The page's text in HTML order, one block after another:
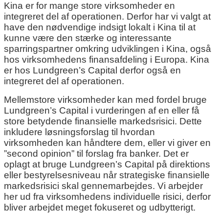
Kina er for mange store virksomheder en
integreret del af operationen. Derfor har vi valgt at
have den nødvendige indsigt lokalt i Kina til at
kunne være den stærke og interessante
sparringspartner omkring udviklingen i Kina, også
hos virksomhedens finansafdeling i Europa. Kina
er hos Lundgreen’s Capital derfor også en
integreret del af operationen.
Mellemstore virksomheder kan med fordel bruge
Lundgreen’s Capital i vurderingen af en eller få
store betydende finansielle markedsrisici. Dette
inkludere løsningsforslag til hvordan
virksomheden kan håndtere dem, eller vi giver en
”second opinion” til forslag fra banker. Det er
oplagt at bruge Lundgreen’s Capital på direktions
eller bestyrelsesniveau når strategiske finansielle
markedsrisici skal gennemarbejdes. Vi arbejder
her ud fra virksomhedens individuelle risici, derfor
bliver arbejdet meget fokuseret og udbytterigt.